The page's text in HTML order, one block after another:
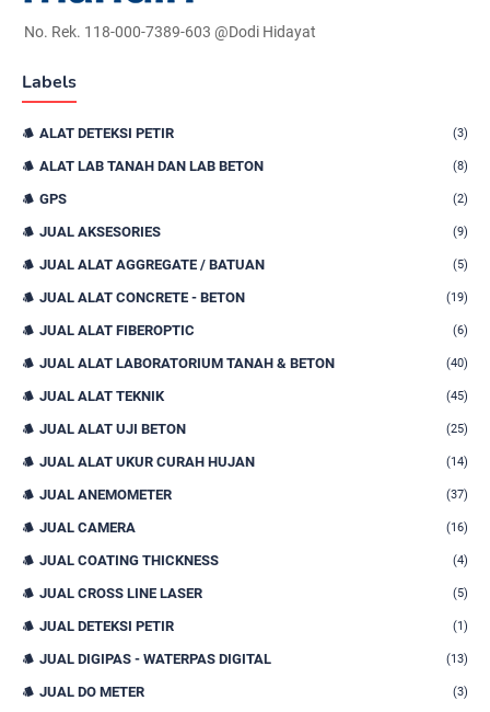
No. Rek. 118-000-7389-603 @Dodi Hidayat
Labels
ALAT DETEKSI PETIR (3)
ALAT LAB TANAH DAN LAB BETON (8)
GPS (2)
JUAL AKSESORIES (9)
JUAL ALAT AGGREGATE / BATUAN (5)
JUAL ALAT CONCRETE - BETON (19)
JUAL ALAT FIBEROPTIC (6)
JUAL ALAT LABORATORIUM TANAH & BETON (40)
JUAL ALAT TEKNIK (45)
JUAL ALAT UJI BETON (25)
JUAL ALAT UKUR CURAH HUJAN (14)
JUAL ANEMOMETER (37)
JUAL CAMERA (16)
JUAL COATING THICKNESS (4)
JUAL CROSS LINE LASER (5)
JUAL DETEKSI PETIR (1)
JUAL DIGIPAS - WATERPAS DIGITAL (13)
JUAL DO METER (3)